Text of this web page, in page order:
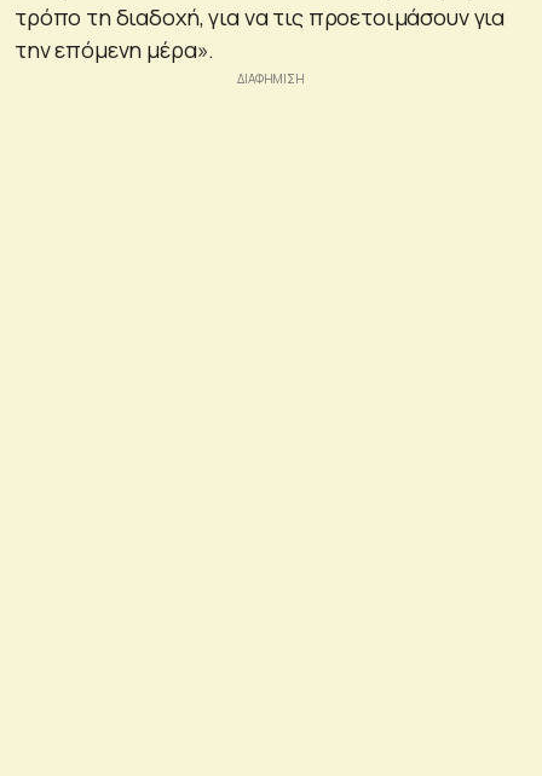
τρόπο τη διαδοχή, για να τις προετοιμάσουν για
την επόμενη μέρα».